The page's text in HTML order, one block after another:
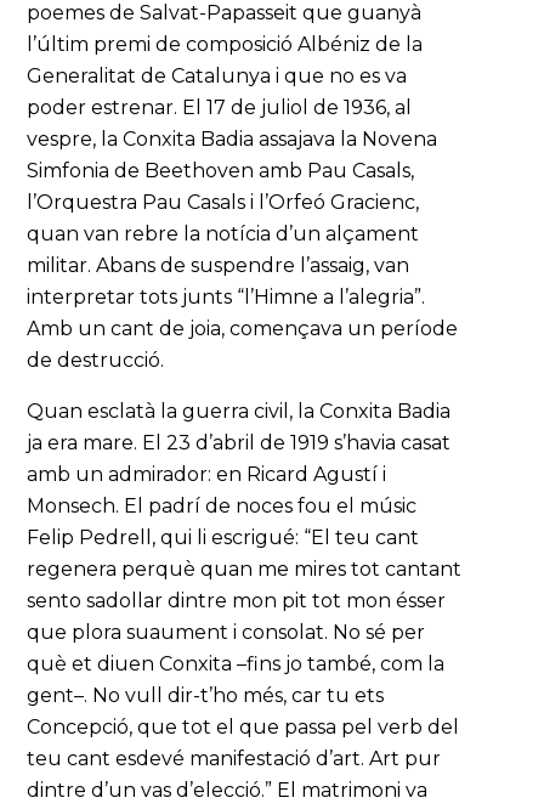
poemes de Salvat-Papasseit que guanyà
l’últim premi de composició Albéniz de la
Generalitat de Catalunya i que no es va
poder estrenar. El 17 de juliol de 1936, al
vespre, la Conxita Badia assajava la Novena
Simfonia de Beethoven amb Pau Casals,
l’Orquestra Pau Casals i l’Orfeó Gracienc,
quan van rebre la notícia d’un alçament
militar. Abans de suspendre l’assaig, van
interpretar tots junts “l’Himne a l’alegria”.
Amb un cant de joia, començava un període
de destrucció.
Quan esclatà la guerra civil, la Conxita Badia
ja era mare. El 23 d’abril de 1919 s’havia casat
amb un admirador: en Ricard Agustí i
Monsech. El padrí de noces fou el músic
Felip Pedrell, qui li escrigué: “El teu cant
regenera perquè quan me mires tot cantant
sento sadollar dintre mon pit tot mon ésser
que plora suaument i consolat. No sé per
què et diuen Conxita –fins jo també, com la
gent–. No vull dir-t’ho més, car tu ets
Concepció, que tot el que passa pel verb del
teu cant esdevé manifestació d’art. Art pur
dintre d’un vas d’elecció.” El matrimoni va